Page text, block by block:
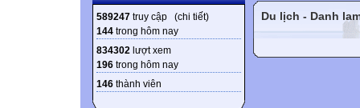
589247 truy cập (chi tiết)
144 trong hôm nay
834302 lượt xem
196 trong hôm nay
146 thành viên
Du lịch - Danh